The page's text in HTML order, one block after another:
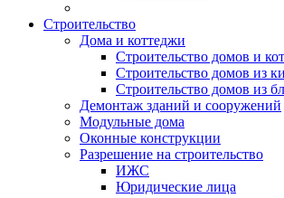
Строительство
Дома и коттеджи
Строительство домов и
Строительство домов из
Строительство домов из
Демонтаж зданий и сооружений
Модульные дома
Оконные конструкции
Разрешение на строительство
ИЖС
Юридические лица